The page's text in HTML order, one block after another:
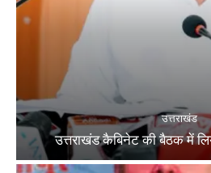
उत्तराखंड
उत्तराखंड कैबिनेट की बैठक में